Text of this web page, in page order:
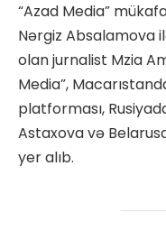
“Azad Media”
Nərgiz Absalamova
olan jurnalist Mzia
Media”,
platforması,
Astaxova və
yer alıb.